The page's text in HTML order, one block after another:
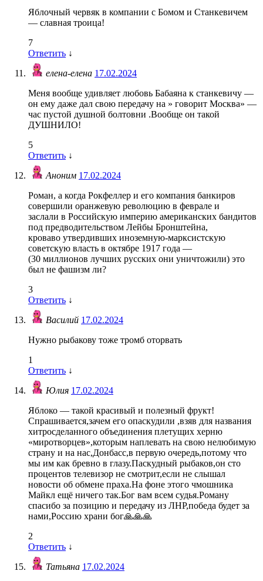
Яблочный червяк в компании с Бомом и Станкевичем
— славная троица!
7
Ответить ↓
елена-елена 17.02.2024
Меня вообще удивляет любовь Бабаяна к станкевичу —
он ему даже дал свою передачу на » говорит Москва» —
час пустой душной болтовни .Вообще он такой
ДУШНИЛО!
5
Ответить ↓
Аноним 17.02.2024
Роман, а когда Рокфеллер и его компания банкиров
совершили оранжевую революцию в феврале и
заслали в Российскую империю американских бандитов
под предводительством Лейбы Бронштейна,
кроваво утвердивших иноземную-марксистскую
советскую власть в октябре 1917 года —
(30 миллионов лучших русских они уничтожили) это
был не фашизм ли?
3
Ответить ↓
Василий 17.02.2024
Нужно рыбакову тоже тромб оторвать
1
Ответить ↓
Юлия 17.02.2024
Яблоко — такой красивый и полезный фрукт!
Спрашивается,зачем его опаскудили ,взяв для названия
хитросделанного объединения плетущих херню
«миротворцев»,которым наплевать на свою нелюбимую
страну и на нас,Донбасс,в первую очередь,потому что
мы им как бревно в глазу.Паскудный рыбаков,он сто
процентов телевизор не смотрит,если не слышал
новости об обмене праха.На фоне этого чмошника
Майкл ещё ничего так.Бог вам всем судья.Роману
спасибо за позицию и передачу из ЛНР,победа будет за
нами,Россию храни бог🙏🙏🙏
2
Ответить ↓
Татьяна 17.02.2024